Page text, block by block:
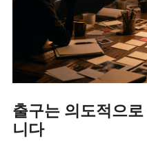
출구는 의도적으
니다